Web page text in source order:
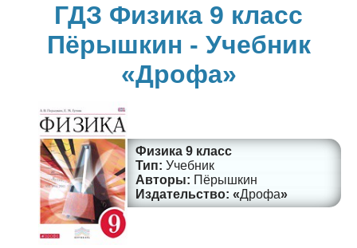
ГДЗ Физика 9 класс
Пёрышкин - Учебник
«Дрофа»
Физика 9 класс
Учебник
Пёрышкин
Дрофа